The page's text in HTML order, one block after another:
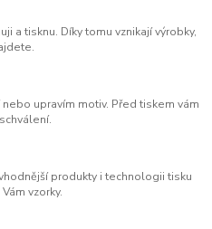
a tisknu. Díky tomu vznikají výrobky,
upravím motiv. Před tiskem vám
produkty i technologii tisku
vzorky.